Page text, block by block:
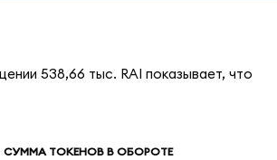
538,66 тыс. RAI показывает, что
СУММА ТОКЕНОВ В ОБОРОТЕ